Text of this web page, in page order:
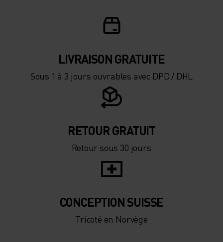
LIVRAISON GRATUITE
Sous 1 à 3 jours ouvrables avec DPD / DHL
RETOUR GRATUIT
Retour sous 30 jours
CONCEPTION SUISSE
Tricoté en Norvège